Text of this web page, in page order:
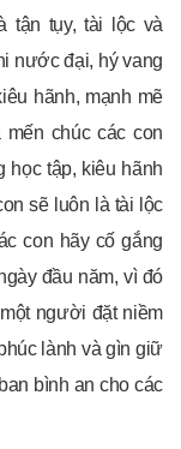
tận tụy, tài lộc và
nước đại, hý vang
hãnh, mạnh mẽ
chúc các con
học tập, kiêu hãnh
sẽ luôn là tài lộc
con hãy cố gắng
đầu năm, vì đó
người đặt niềm
lành và gìn giữ
bình an cho các